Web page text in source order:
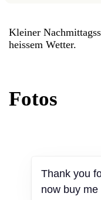
Kleiner
heissem Wetter.
Fotos
All Content
Thank you
now buy me